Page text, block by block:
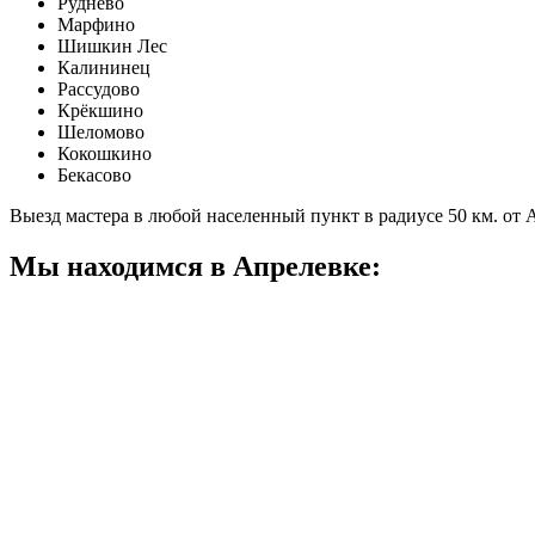
Марфино
Шишкин Лес
Калининец
Рассудово
Крёкшино
Шеломово
Кокошкино
Бекасово
Выезд мастера в любой населенный пункт в радиусе 50 км. от
Мы находимся в Апрелевке: